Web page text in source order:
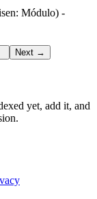
Módulo) -
Next →
yet, add it, and